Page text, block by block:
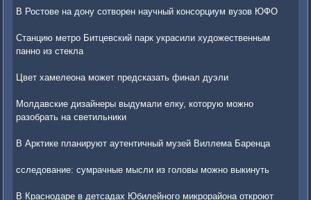
В Ростове на дону сотворен научный консорциум вузов ЮФО
Станцию метро Битцевский парк украсили художественным
панно из стекла
Цвет хамелеона может предсказать финал дуэли
Молдавские дизайнеры выдумали елку, которую можно
разобрать на светильники
В Арктике планируют аутентичный музей Виллема Баренца
сследование: сумрачные мысли из головы можно выкинуть
В Краснодаре в детсадах Юбилейного микрорайона откроют